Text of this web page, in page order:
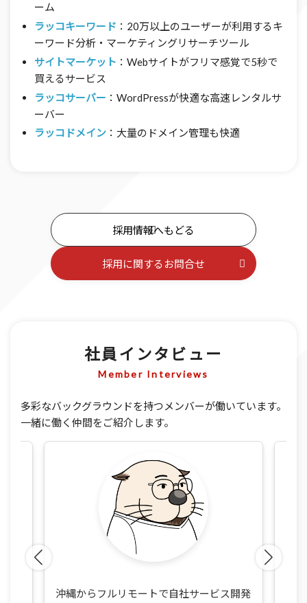
ーム
ラッコキーワード ：20万以上のユーザーが利用するキ
ーワード分析・マーケティングリサーチツール
サイトマーケット ：Webサイトがフリマ感覚で5秒で
買えるサービス
ラッコサーバー ：WordPressが快適な高速レンタルサ
ーバー
ラッコドメイン ：大量のドメイン管理も快適
採用情報へもどる
採用に関するお問合せ
社員インタビュー
Member Interviews
多彩なバックグラウンドを持つメンバーが働いています。
一緒に働く仲間をご紹介します。
沖縄からフルリモートで自社サービス開発